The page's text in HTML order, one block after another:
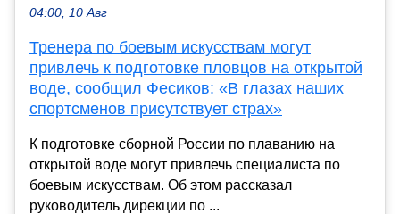
04:00, 10 Авг
Тренера по боевым искусствам могут
привлечь к подготовке пловцов на открытой
воде, сообщил Фесиков: «В глазах наших
спортсменов присутствует страх»
К подготовке сборной России по плаванию на
открытой воде могут привлечь специалиста по
боевым искусствам. Об этом рассказал
руководитель дирекции по ...